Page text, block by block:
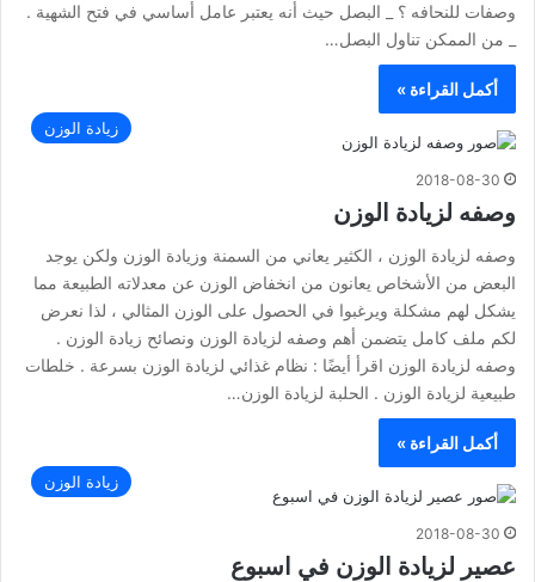
وصفات للنحافه ؟ _ البصل حيث أنه يعتبر عامل أساسي في فتح الشهية .
_ من الممكن تناول البصل…
أكمل القراءة »
زيادة الوزن
2018-08-30
وصفه لزيادة الوزن
وصفه لزيادة الوزن ، الكثير يعاني من السمنة وزيادة الوزن ولكن يوجد
البعض من الأشخاص يعانون من انخفاض الوزن عن معدلاته الطبيعة مما
يشكل لهم مشكلة ويرغبوا في الحصول على الوزن المثالي ، لذا نعرض
لكم ملف كامل يتضمن أهم وصفه لزيادة الوزن ونصائح زيادة الوزن .
وصفه لزيادة الوزن اقرأ أيضًا : نظام غذائي لزيادة الوزن بسرعة . خلطات
طبيعية لزيادة الوزن . الحلبة لزيادة الوزن…
أكمل القراءة »
زيادة الوزن
2018-08-30
عصير لزيادة الوزن في اسبوع